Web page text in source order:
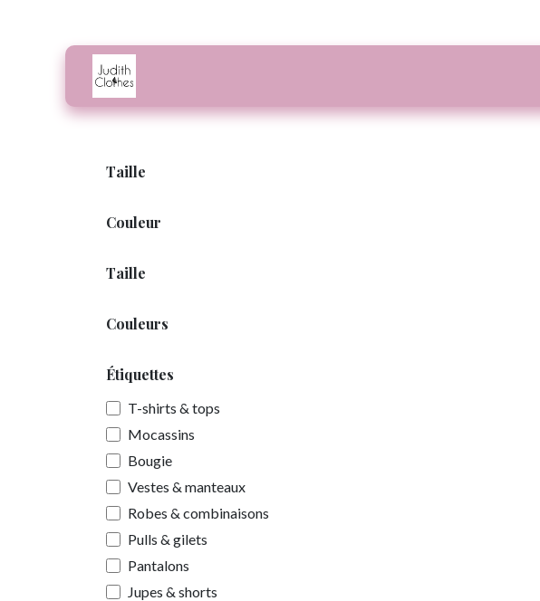
Taille
Couleur
Taille
Couleurs
Étiquettes
T-shirts & tops
Mocassins
Bougie
Vestes & manteaux
Robes & combinaisons
Pulls & gilets
Pantalons
Jupes & shorts